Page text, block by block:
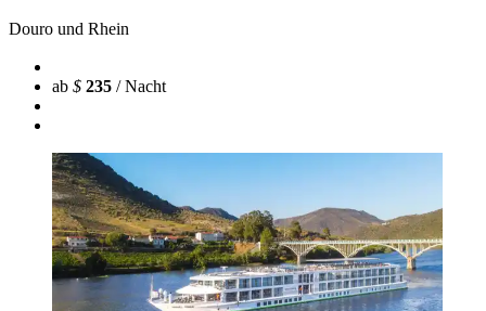
Douro und Rhein
ab $ 235 / Nacht